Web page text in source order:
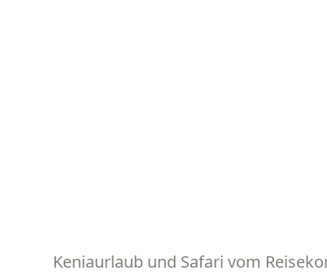
Keniaurlaub und Safari vom